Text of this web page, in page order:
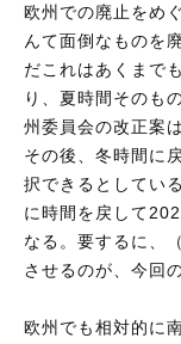
欧州での廃止をめ
んて面倒なものを
だこれはあくまで
り、夏時間そのも
州委員会の改正案
その後、冬時間に
択できるとしてい
に時間を戻して
なる。要するに、
させるのが、今回
欧州でも相対的に